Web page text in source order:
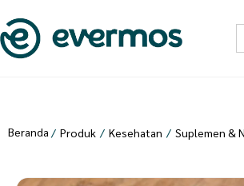
Beranda / Produk / Kesehatan / Suplemen &